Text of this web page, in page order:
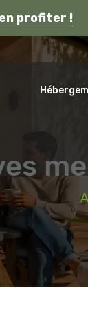
profiter !
Auvergne.